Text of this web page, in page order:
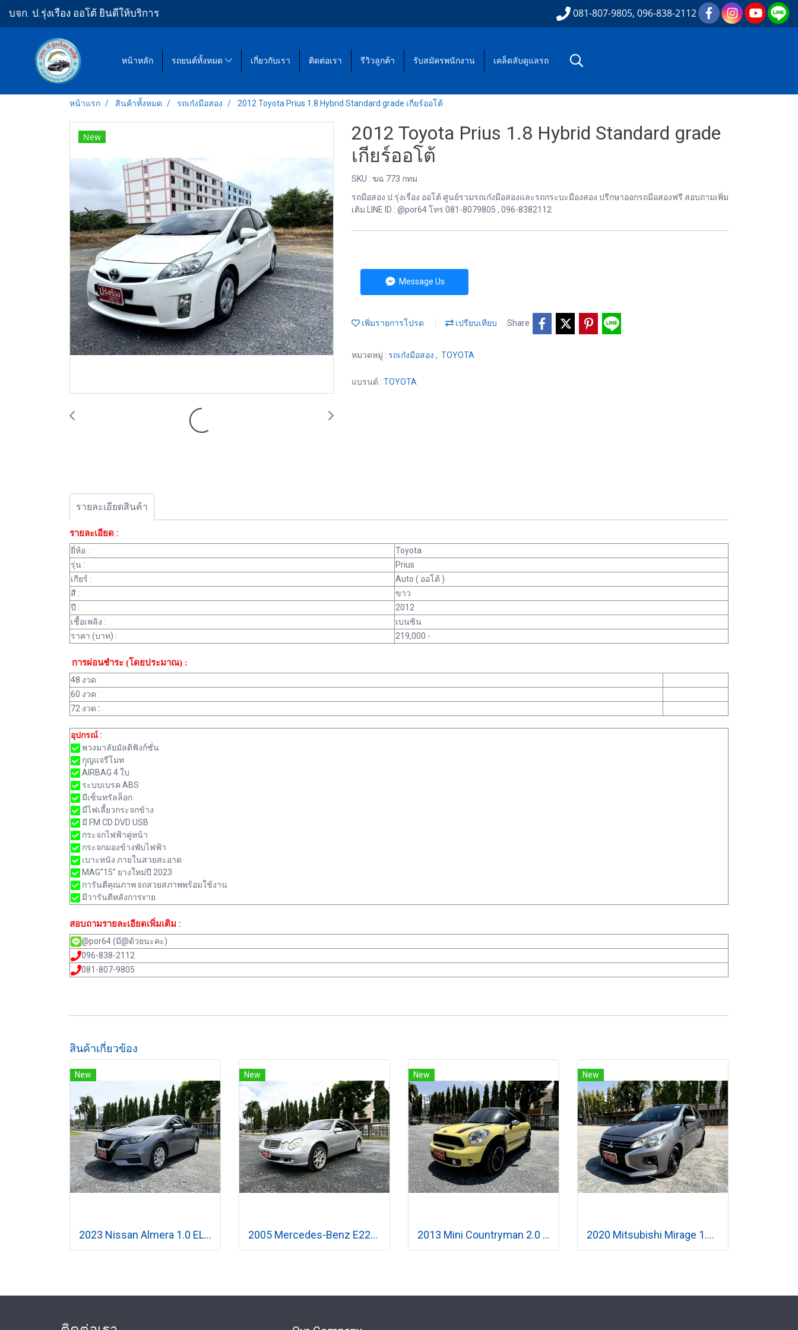
บจก. ป.รุ่งเรือง ออโต้ ยินดีให้บริการ 081-807-9805, 096-838-2112
หน้าหลัก รถยนต์ทั้งหมด เกี่ยวกับเรา ติดต่อเรา รีวิวลูกค้า รับสมัครพนักงาน เคล็ดลับดูแลรถ
หน้าแรก สินค้าทั้งหมด รถเก๋งมือสอง 2012 Toyota Prius 1.8 Hybrid Standard grade เกียร์ออโต้
New
2012 Toyota Prius 1.8 Hybrid Standard grade
เกียร์ออโต้
SKU : ฆฉ 773 กทม.
รถมือสอง ป.รุ่งเรื่อง ออโต้ ศูนย์รวมรถเก๋งมือสองและรถกระบะมืองสอง ปรีกษาออกรถมือสองฟรี สอบถามเพิ่ม
เติม LINE ID : @por64 โทร 081-8079805 , 096-8382112
Message Us
เพิ่มรายการโปรด เปรียบเทียบ Share
หมวดหมู่ : รถเก๋งมือสอง , TOYOTA
แบรนด์ : TOYOTA
รายละเอียดสินค้า
รายละเอียด :
ยี่ห้อ :
Toyota
รุ่น :
Prius
เกียร์ :
Auto ( ออโต้ )
สี :
ขาว
ปี :
2012
เชื้อเพลิง :
เบนซิน
ราคา (บาท) :
219,000.-
การผ่อนชำระ (โดยประมาณ) :
48 งวด :
60 งวด :
72 งวด :
อุปกรณ์ :
พวงมาลัยมัลติฟังก์ชั่น
กุุญแจรีโมท
AIRBAG 4 ใบ
ระบบเบรค ABS
มีเซ็นทรัลล็อก
มีไฟเลี้ยวกระจกข้าง
มี FM CD DVD USB
กระจกไฟฟ้าคู่หน้า
กระจกมองข้างพับไฟฟ้า
เบาะหนัง ภายในสวยสะอาด
MAG”15” ยางใหม่ปี 2023
การันตีคุณภาพ sถสวยสภาพพร้อมใช้งาน
มีวารันตีหลังการvาย
สอบถามรายละเอียดเพิ่มเติม :
@por64 (มี@ด้วยนะคะ)
096-838-2112
081-807-9805
สินค้าเกี่ยวข้อง
New
2023 Nissan Almera 1.0 EL เกียร์ออโต้
New
2005 Mercedes-Benz E220 2.1 W211 Classic CDI เกียร์อัตโนมัติ 5G-Tronic 5 สปีด
New
2013 Mini Countryman 2.0 R60 Cooper SD ALL4 4WD เกียร์ออโต้
New
2020 Mitsubishi Mirage 1.2 GLX เกียร์ออโต้